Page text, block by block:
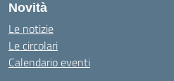
Novità
Le notizie
Le circolari
Calendario eventi